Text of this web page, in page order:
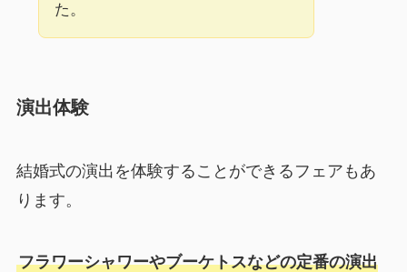
た。
演出体験
結婚式の演出を体験することができるフェアもあ
ります。
フラワーシャワーやブーケトスなどの定番の演出